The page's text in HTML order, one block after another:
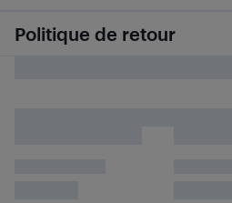
Politique de retour